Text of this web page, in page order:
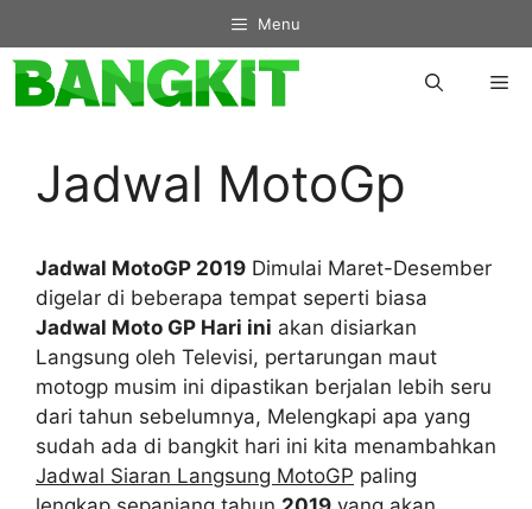
to
content
Menu
Jadwal MotoGp
Jadwal MotoGP 2019 Dimulai Maret-Desember
digelar di beberapa tempat seperti biasa
Jadwal Moto GP Hari ini akan disiarkan
Langsung oleh Televisi, pertarungan maut
motogp musim ini dipastikan berjalan lebih seru
dari tahun sebelumnya, Melengkapi apa yang
sudah ada di bangkit hari ini kita menambahkan
Jadwal Siaran Langsung MotoGP paling